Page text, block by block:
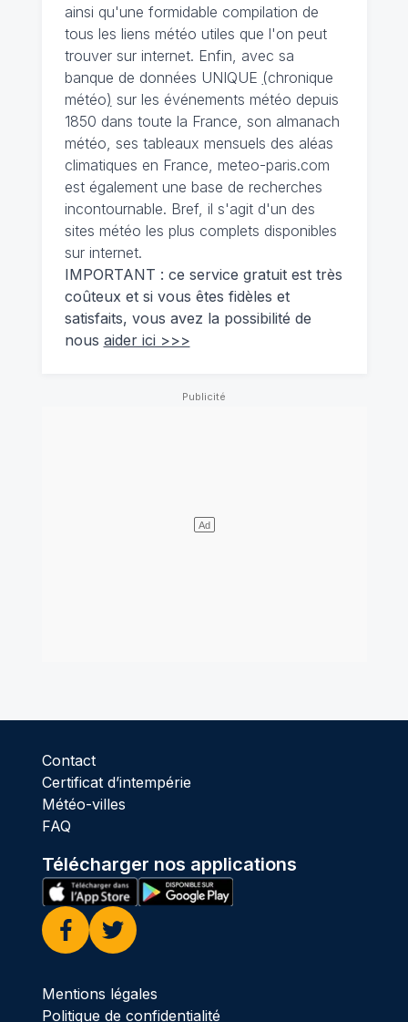
ainsi qu'une formidable compilation de
tous les liens météo utiles que l'on peut
trouver sur internet. Enfin, avec sa
banque de données UNIQUE (chronique
météo) sur les événements météo depuis
1850 dans toute la France, son almanach
météo, ses tableaux mensuels des aléas
climatiques en France, meteo-paris.com
est également une base de recherches
incontournable. Bref, il s'agit d'un des
sites météo les plus complets disponibles
sur internet.
IMPORTANT : ce service gratuit est très
coûteux et si vous êtes fidèles et
satisfaits, vous avez la possibilité de
nous aider ici >>>
Contact
Certificat d’intempérie
Météo-villes
FAQ
Télécharger nos applications
Facebook
Twitter
Mentions légales
Politique de confidentialité